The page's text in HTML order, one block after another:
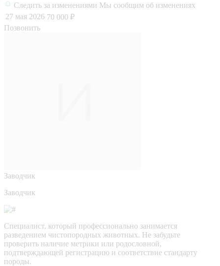
Следить за изменениями Мы сообщим об изменениях
27 мая 2026 70 000 ₽
Позвонить
Заводчик
Заводчик
Специалист, который профессионально занимается
разведением чистопородных животных. Не забудьте
проверить наличие метрики или родословной,
подтверждающей регистрацию и соответствие стандарту
породы.